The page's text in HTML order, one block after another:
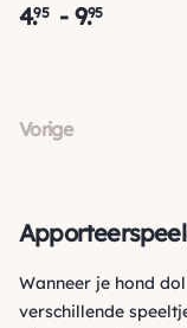
4.95 - 9.95
Vorige
Wanneer je hond
verschillende